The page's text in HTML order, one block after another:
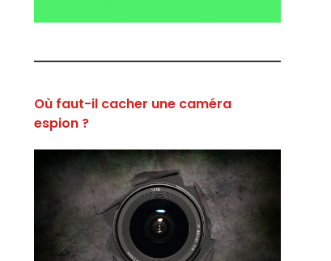
Où faut-il cacher une caméra
espion ?